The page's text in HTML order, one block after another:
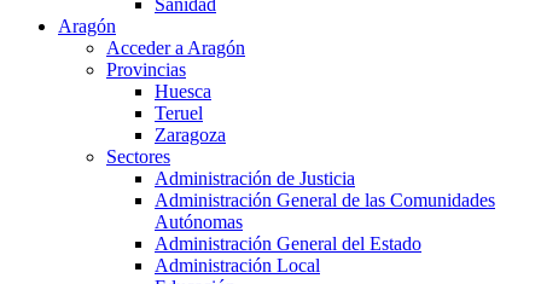
Sanidad
Aragón
Acceder a Aragón
Provincias
Huesca
Teruel
Zaragoza
Sectores
Administración de Justicia
Administración General de las Comunidades
Autónomas
Administración General del Estado
Administración Local